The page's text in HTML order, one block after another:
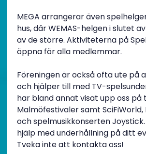
MEGA arrangerar även
hus, där WEMAS-helgen i slutet
av de större. Aktiviteterna på
öppna för alla medlemmar.
Föreningen är också ofta ute på
och hjälper till med TV-
har bland annat visat upp oss på
Malmöfestivaler samt
och spelmusikkonserten
hjälp med underhållning på ditt
Tveka inte att kontakta oss!